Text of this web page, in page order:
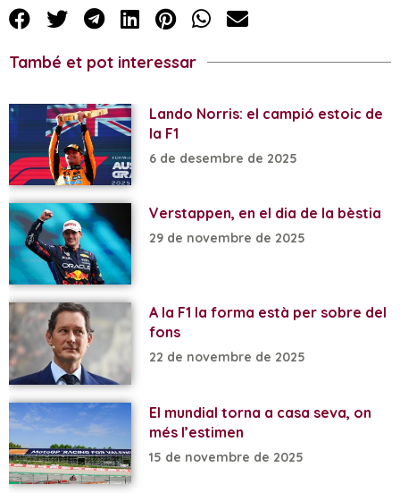
També et pot interessar
Lando Norris: el campió estoic de
la F1
6 de desembre de 2025
Verstappen, en el dia de la bèstia
29 de novembre de 2025
A la F1 la forma està per sobre del
fons
22 de novembre de 2025
El mundial torna a casa seva, on
més l’estimen
15 de novembre de 2025